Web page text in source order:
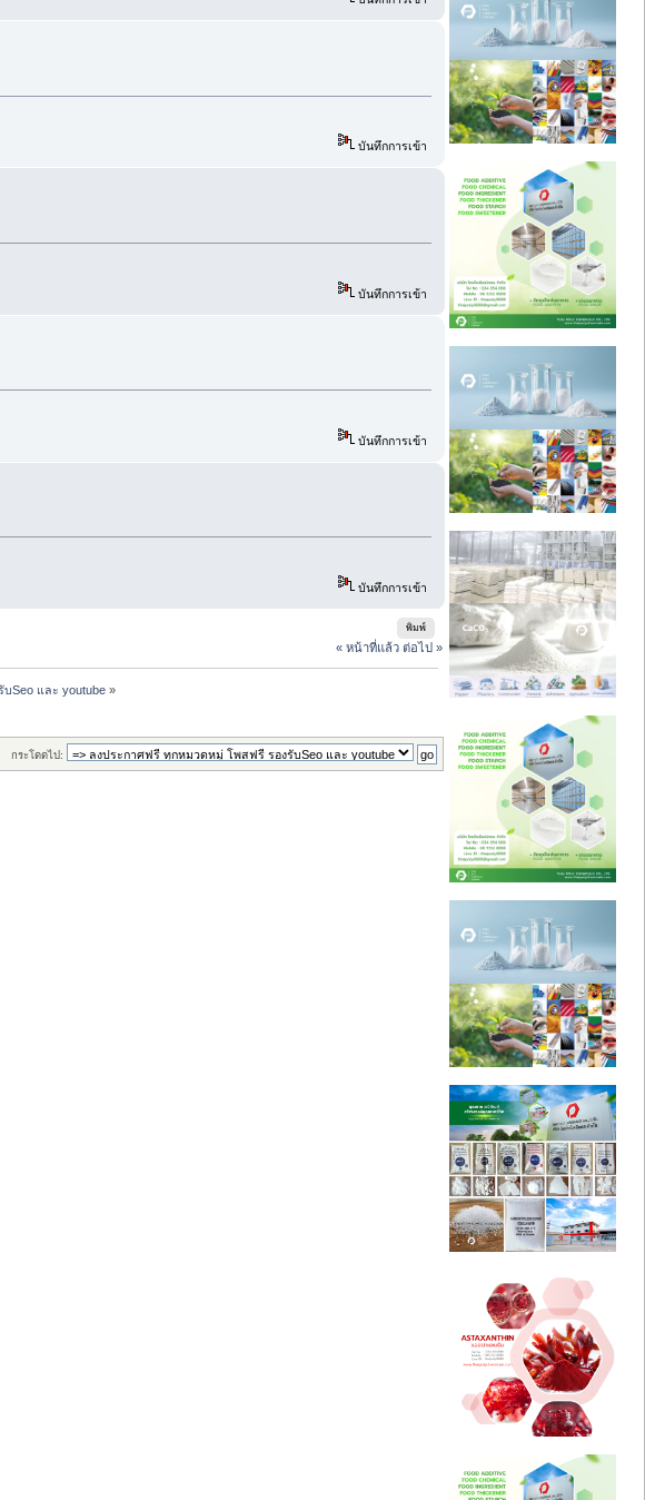
บันทึกการเข้า
บันทึกการเข้า
บันทึกการเข้า
บันทึกการเข้า
พิมพ์
« หน้าที่แล้ว ต่อไป »
Seo และ youtube»
กระโดดไป: